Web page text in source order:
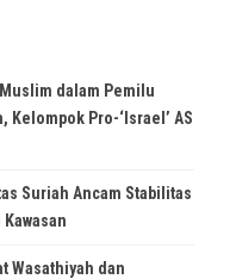
dalam Pemilu
Pro-‘Israel’ AS
Suriah Ancam Stabilitas
Wasathiyah dan